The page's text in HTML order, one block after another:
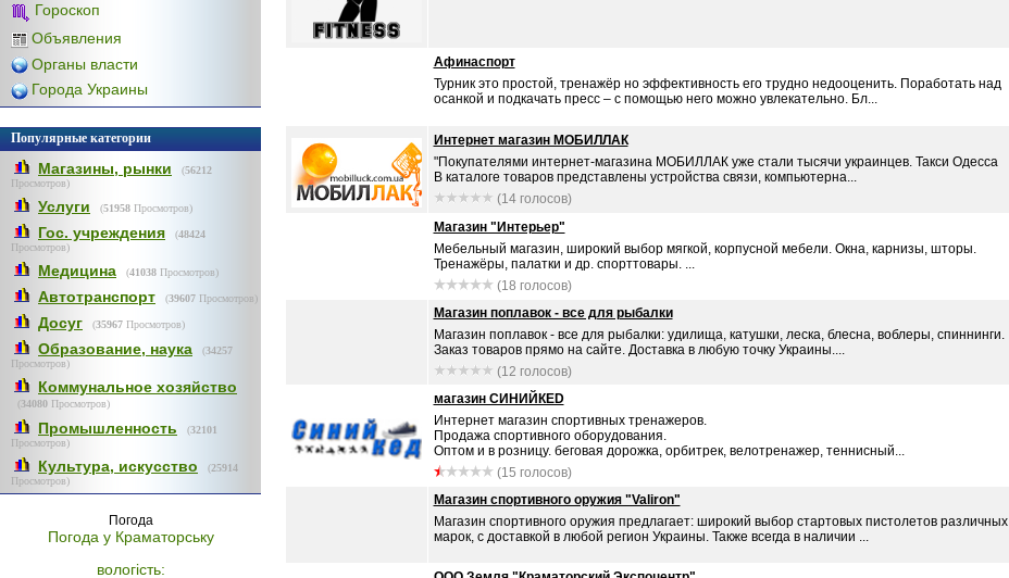
Гороскоп
Объявления
Органы власти
Города Украины
Популярные категории
Магазины, рынки (56212
Просмотров)
Услуги (51958 Просмотров)
Гос. учреждения (48424
Просмотров)
Медицина (41038 Просмотров)
Автотранспорт (39607 Просмотров)
Досуг (35967 Просмотров)
Образование, наука (34257
Просмотров)
Коммунальное хозяйство
(34080 Просмотров)
Промышленность (32101
Просмотров)
Культура, искусство (25914
Просмотров)
Погода
Погода у Краматорську
вологість:
Афинаспорт
Турник это простой, тренажёр но эффективность его трудно недооценить. Поработать над
осанкой и подкачать пресс – с помощью него можно увлекательно. Бл...
Интернет магазин МОБИЛЛАК
"Покупателями интернет-магазина МОБИЛЛАК уже стали тысячи украинцев. Такси Одесса
В каталоге товаров представлены устройства связи, компьютерна...
(14 голосов)
Магазин "Интерьер"
Мебельный магазин, широкий выбор мягкой, корпусной мебели. Окна, карнизы, шторы.
Тренажёры, палатки и др. спорттовары. ...
(18 голосов)
Магазин поплавок - все для рыбалки
Магазин поплавок - все для рыбалки: удилища, катушки, леска, блесна, воблеры, спиннинги.
Заказ товаров прямо на сайте. Доставка в любую точку Украины....
(12 голосов)
магазин СИНИЙКЕD
Интернет магазин спортивных тренажеров.
Продажа спортивного оборудования.
Оптом и в розницу. беговая дорожка, орбитрек, велотренажер, теннисный...
(15 голосов)
Магазин спортивного оружия "Valiron"
Магазин спортивного оружия предлагает: широкий выбор стартовых пистолетов различных
марок, с доставкой в любой регион Украины. Также всегда в наличии ...